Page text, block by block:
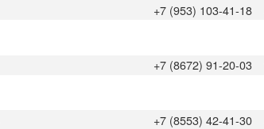
+7 (953) 103‑41‑18
+7 (8672) 91-20-03
+7 (8553) 42-41-30